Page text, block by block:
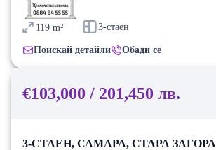
119 m² 3-стаен
Поискай детайли Обади се
€103,000 / 201,450 лв.
3-СТАЕН, САМАРА, СТАРА ЗАГОРА